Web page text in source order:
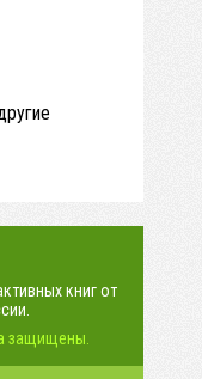
книг от
защищены.